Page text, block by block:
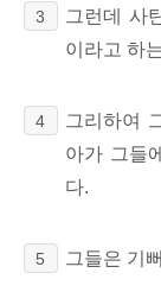
3 그런데 사
이라고 하
4 그리하여
아가 그들
다.
5 그들은 기